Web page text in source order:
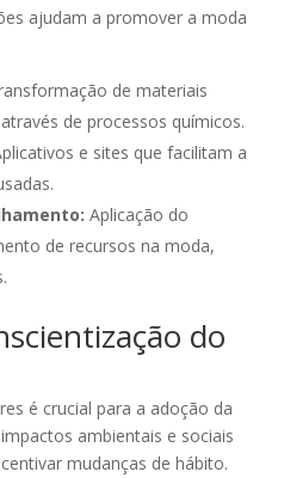
ajudam a promover a moda
de materiais
de processos químicos.
e sites que facilitam a
Aplicação do
de recursos na moda,
do
é crucial para a adoção da
ambientais e sociais
mudanças de hábito.